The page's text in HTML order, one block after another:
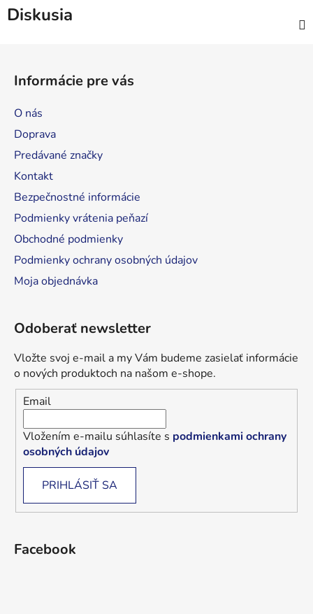
Diskusia
Informácie pre vás
O nás
Doprava
Predávané značky
Kontakt
Bezpečnostné informácie
Podmienky vrátenia peňazí
Obchodné podmienky
Podmienky ochrany osobných údajov
Moja objednávka
Odoberať newsletter
Vložte svoj e-mail a my Vám budeme zasielať informácie
o nových produktoch na našom e-shope.
Email
Vložením e-mailu súhlasíte s podmienkami ochrany
osobných údajov
PRIHLÁSIŤ SA
Facebook